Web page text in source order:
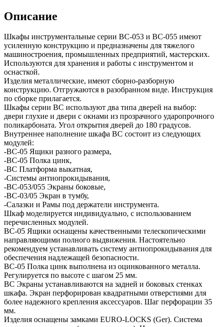
Описание
Шкафы инструментальные серии ВС-053 и ВС-055 имеют
усиленную конструкцию и предназначены для тяжелого
машиностроения, промышленных предприятий, мастерских.
Используются для хранения и работы с инструментом и
оснасткой.
Изделия металлические, имеют сборно-разборную
конструкцию. Отгружаются в разобранном виде. Инструкция
по сборке прилагается.
Шкафы серии ВС используют два типа дверей на выбор:
двери глухие и двери с окнами из прозрачного ударопрочного
поликарбоната. Угол открытия дверей до 180 градусов.
Внутреннее наполнение шкафа ВС состоит из следующих
модулей:
-ВC-05 Ящики разного размера,
-ВС-05 Полка цинк,
-ВС Платформа выкатная,
-Системы антиопрокидывания,
-ВС-053/055 Экраны боковые,
-ВС-03/05 Экран в тумбу,
-Салазки и Рамы под держатели инструмента.
Шкаф моделируется индивидуально, с использованием
перечисленных модулей.
ВС-05 Ящики оснащены качественными телескопическими
направляющими полного выдвижения. Настоятельно
рекомендуем устанавливать систему антиопрокидывания для
обеспечения надлежащей безопасности.
ВС-05 Полка цинк выполнена из оцинкованного металла.
Регулируется по высоте с шагом 25 мм.
ВС Экраны устанавливаются на задней и боковых стенках
шкафа. Экран перфорирован квадратными отверстиями для
более надежного крепления аксессуаров. Шаг перфорации 35
мм.
Изделия оснащены замками EURO-LOCKS (Ger). Система